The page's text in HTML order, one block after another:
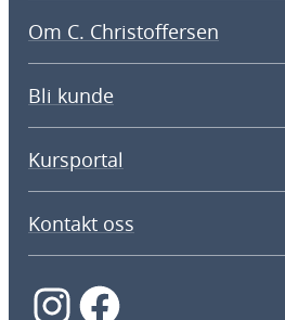
Om C. Christoffersen
Bli kunde
Kursportal
Kontakt oss
InstagramFacebook